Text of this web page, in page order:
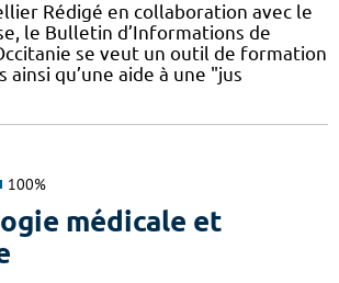
Rédigé en collaboration avec le
le Bulletin d’Informations de
se veut un outil de formation
ainsi qu’une aide à une "jus
100%
médicale et